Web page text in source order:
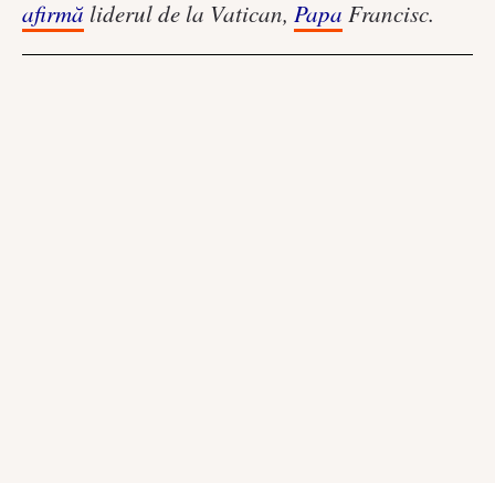
afirmă liderul de la Vatican, Papa Francisc.